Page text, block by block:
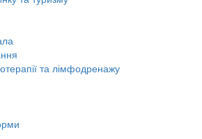
та лімфодренажу